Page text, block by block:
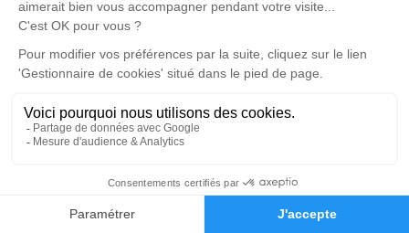
Faire-part Hommages
d'expression dédié à honorer la mémoire de Paulette
Honorine Françoise Marie SERGENT.
Un service de plantation d’arbre hommage est
Cérémonie religieuse
samedi 18 octobre 2025 à 10h00